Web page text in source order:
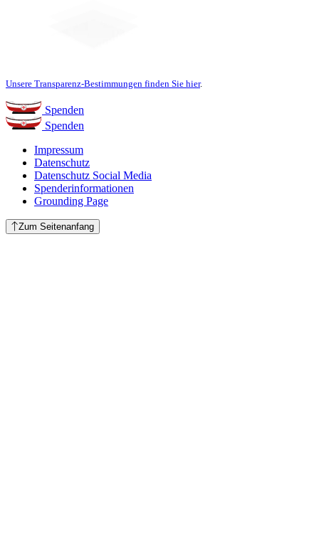
Unsere Transparenz-Bestimmungen finden Sie hier.
Spenden
Spenden
Impressum
Datenschutz
Datenschutz Social Media
Spenderinformationen
Grounding Page
Zum Seitenanfang